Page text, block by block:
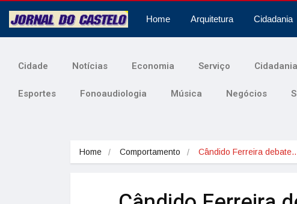
Home Arquitetura Cidadania
Cidade Notícias Economia Serviço Cidadania
Esportes Fonoaudiologia Música Negócios
Home Comportamento Cândido Ferreira